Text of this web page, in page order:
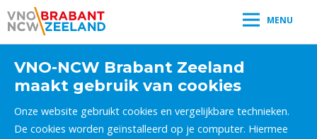
MENU
VNO-NCW Brabant Zeeland
maakt gebruik van cookies
Onze website gebruikt cookies en vergelijkbare technieken.
De cookies worden geïnstalleerd op je computer. Hiermee